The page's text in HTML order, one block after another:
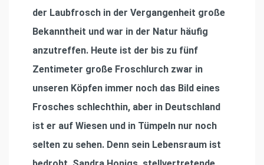
der Laubfrosch in der Vergangenheit große
Bekanntheit und war in der Natur häufig
anzutreffen. Heute ist der bis zu fünf
Zentimeter große Froschlurch zwar in
unseren Köpfen immer noch das Bild eines
Frosches schlechthin, aber in Deutschland
ist er auf Wiesen und in Tümpeln nur noch
selten zu sehen. Denn sein Lebensraum ist